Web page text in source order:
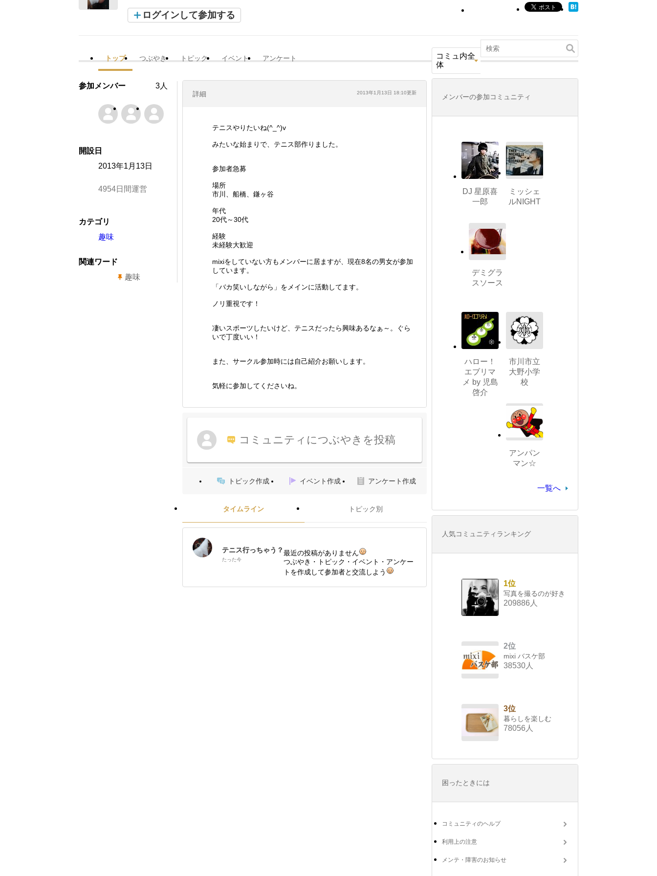
ログインして参加する
トップ つぶやき トピック イベント アンケート
コミュ内全
体
詳細 2013年1月13日 18:10更新
テニスやりたいね(^_^)v
みたいな始まりで、テニス部作りました。
参加者急募
場所
市川、船橋、鎌ヶ谷
年代
20代～30代
経験
未経験大歓迎
mixiをしていない方もメンバーに居ますが、現在8名の男女が参加
しています。
「バカ笑いしながら」をメインに活動してます。
ノリ重視です！
凄いスポーツしたいけど、テニスだったら興味あるなぁ～。ぐら
いで丁度いい！
また、サークル参加時には自己紹介お願いします。
気軽に参加してくださいね。
コミュニティにつぶやきを投稿
トピック作成 イベント作成 アンケート作成
タイムライン トピック別
テニス行っちゃう？
たった今
最近の投稿がありません
つぶやき・トピック・イベント・アンケー
トを作成して参加者と交流しよう
参加メンバー 3人
開設日
2013年1月13日
4954日間運営
カテゴリ
趣味
関連ワード
趣味
メンバーの参加コミュニティ
DJ 星原喜
一郎
ミッシェ
ルNIGHT
デミグラ
スソース
ハロー！
エブリマ
メ by 児島
啓介
市川市立
大野小学
校
アンパン
マン☆
一覧へ
人気コミュニティランキング
1位
写真を撮るのが好き
209886人
2位
mixi バスケ部
38530人
3位
暮らしを楽しむ
78056人
困ったときには
コミュニティのヘルプ
利用上の注意
メンテ・障害のお知らせ